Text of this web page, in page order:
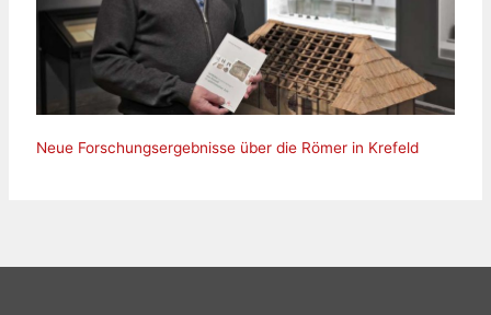
Neue Forschungsergebnisse über die Römer in Krefeld